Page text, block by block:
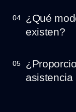
04
¿Qué
existen?
05
asistencia